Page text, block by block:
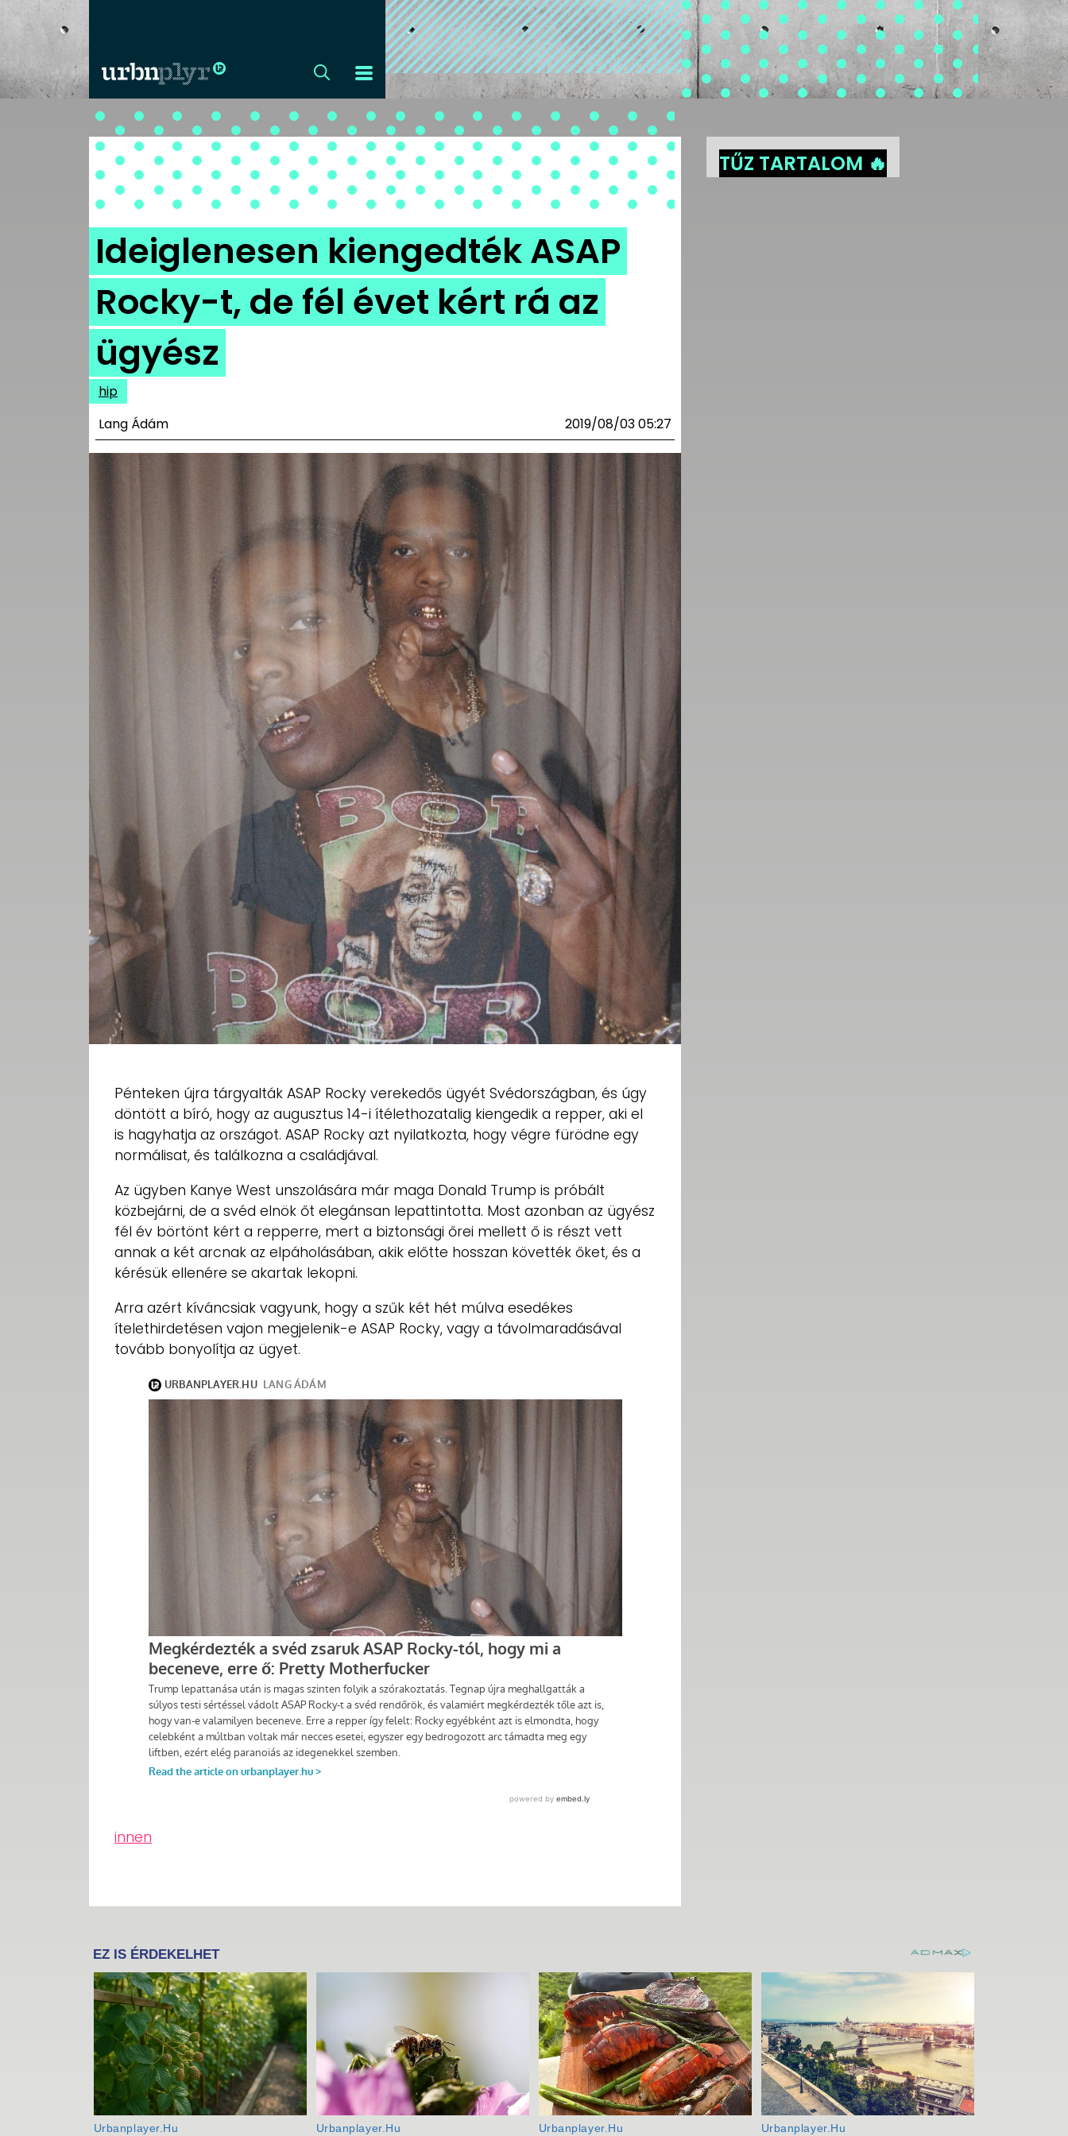
CÍMLAP
DIZÁJN
DIVAT
HIP
KULT
MÉDIAAJÁNLAT
IMPRESSZUM
PR-ARCHÍVUM
ADATKEZELÉSI
Ideiglenesen kiengedték ASAP
Rocky-t, de fél évet kért rá az
ügyész
hip
Lang Ádám
2019/08/03 05:27
Pénteken újra tárgyalták ASAP Rocky verekedős ügyét Svédországban, és úgy
döntött a bíró, hogy az augusztus 14-i ítélethozatalig kiengedik a repper, aki el
is hagyhatja az országot. ASAP Rocky azt nyilatkozta, hogy végre fürödne egy
normálisat, és találkozna a családjával.
Az ügyben Kanye West unszolására már maga Donald Trump is próbált
közbejárni, de a svéd elnök őt elegánsan lepattintotta. Most azonban az ügyész
fél év börtönt kért a repperre, mert a biztonsági őrei mellett ő is részt vett
annak a két arcnak az elpáholásában, akik előtte hosszan követték őket, és a
kérésük ellenére se akartak lekopni.
Arra azért kíváncsiak vagyunk, hogy a szűk két hét múlva esedékes
ítelethirdetésen vajon megjelenik-e ASAP Rocky, vagy a távolmaradásával
tovább bonyolítja az ügyet.
innen
TŰZ TARTALOM 🔥